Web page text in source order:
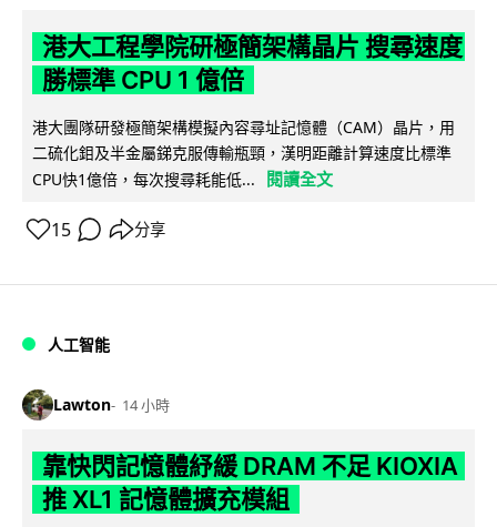
港大工程學院研極簡架構晶片 搜尋速度
勝標準 CPU 1 億倍
港大團隊研發極簡架構模擬內容尋址記憶體（CAM）晶片，用
二硫化鉬及半金屬銻克服傳輸瓶頸，漢明距離計算速度比標準
CPU快1億倍，每次搜尋耗能低...
閱讀全文
15 分享
人工智能
Lawton 14 小時
靠快閃記憶體紓緩 DRAM 不足 KIOXIA
推 XL1 記憶體擴充模組